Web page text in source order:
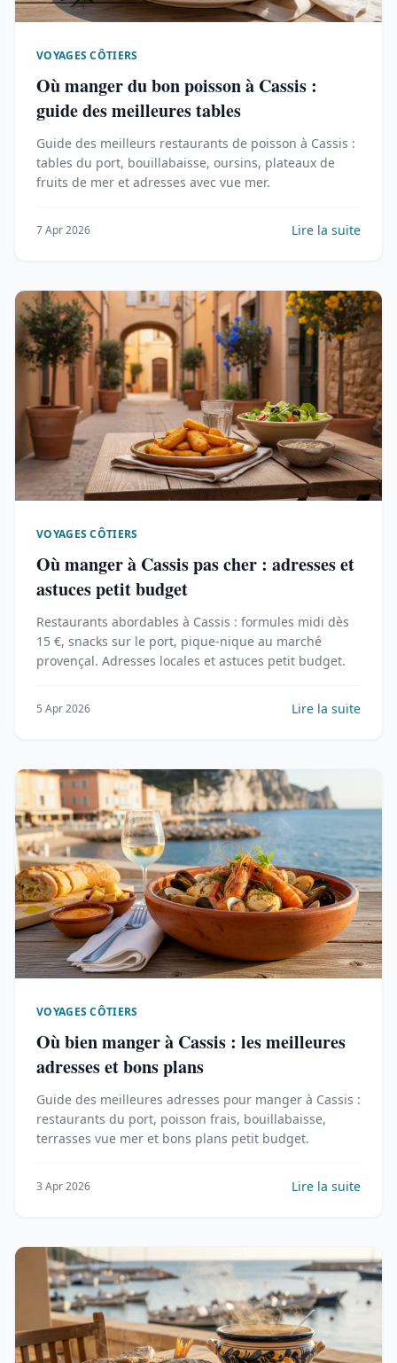
VOYAGES CÔTIERS
Où manger du bon poisson à Cassis :
guide des meilleures tables
Guide des meilleurs restaurants de poisson à Cassis :
tables du port, bouillabaisse, oursins, plateaux de
fruits de mer et adresses avec vue mer.
7 Apr 2026 Lire la suite
VOYAGES CÔTIERS
Où manger à Cassis pas cher : adresses et
astuces petit budget
Restaurants abordables à Cassis : formules midi dès
15 €, snacks sur le port, pique-nique au marché
provençal. Adresses locales et astuces petit budget.
5 Apr 2026 Lire la suite
VOYAGES CÔTIERS
Où bien manger à Cassis : les meilleures
adresses et bons plans
Guide des meilleures adresses pour manger à Cassis :
restaurants du port, poisson frais, bouillabaisse,
terrasses vue mer et bons plans petit budget.
3 Apr 2026 Lire la suite